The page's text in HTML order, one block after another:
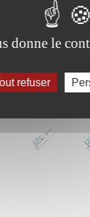
donne le
refuser